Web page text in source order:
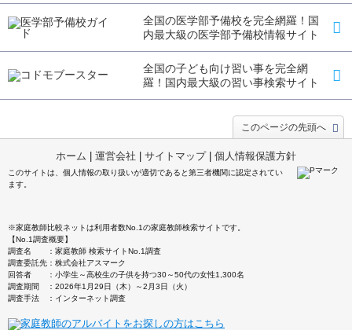
全国の医学部予備校を完全網羅！国
内最大級の医学部予備校情報サイト
全国の子ども向け習い事を完全網
羅！国内最大級の習い事検索サイト
このページの先頭へ
ホーム 運営会社 サイトマップ| 個人情報保護方針
このサイトは、個人情報の取り扱いが適切であると第三者機関に認定されてい
ます。
※家庭教師比較ネットは利用者数No.1の家庭教師検索サイトです。
【No.1調査概要】
調査名 ：家庭教師 検索サイトNo.1調査
調査委託先：株式会社アスマーク
回答者 ：小学生～高校生の子供を持つ30～50代の女性1,300名
調査期間 ：2026年1月29日（木）～2月3日（火）
調査手法 ：インターネット調査